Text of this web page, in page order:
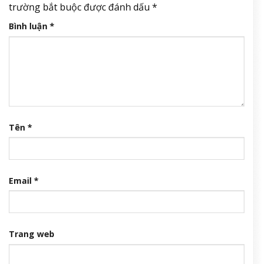
trường bắt buộc được đánh dấu *
Bình luận *
Tên *
Email *
Trang web